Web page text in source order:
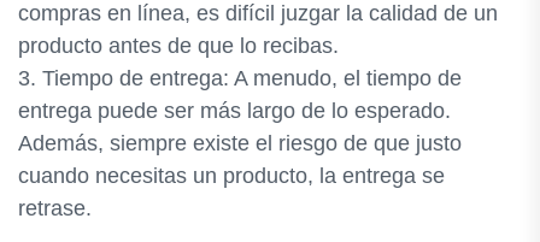
compras en línea, es difícil juzgar la calidad de un
producto antes de que lo recibas.
3. Tiempo de entrega: A menudo, el tiempo de
entrega puede ser más largo de lo esperado.
Además, siempre existe el riesgo de que justo
cuando necesitas un producto, la entrega se
retrase.